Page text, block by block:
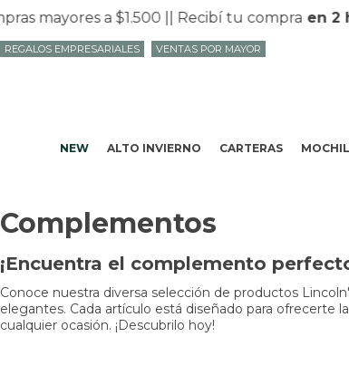
a $1.500 | | Recibí tu compraen 2 horas
NEW ALTO INVIERNO CARTERAS
REGALOS EMPRESARIALES VENTAS POR MAYOR
Complementos
¡Encuentra el complemento
Conoce nuestra diversa selección de productos
elegantes. Cada artículo está diseñado para ofrecerte
cualquier ocasión. ¡Descubrilo hoy!